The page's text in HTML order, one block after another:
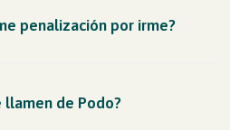
penalización por irme?
llamen de Podo?